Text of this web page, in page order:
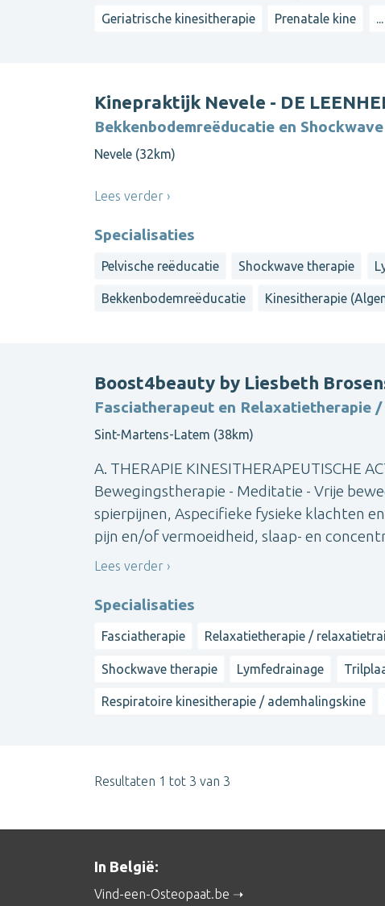
Geriatrische kinesitherapie Prenatale kine ...
Kinepraktijk Nevele - DE
Bekkenbodemreëducatie en
Nevele (32km)
Lees verder
Specialisaties
Pelvische reëducatie Shockwave therapie
Bekkenbodemreëducatie Kinesitherapie
Boost4beauty by Liesbeth
Fasciatherapeut en Relaxatietherapie
Sint-Martens-Latem (38km)
A. THERAPIE KINESITHERAPEUTISCHE
Bewegingstherapie - Meditatie - Vrije
spierpijnen, Aspecifieke fysieke klachten
pijn en/of vermoeidheid, slaap- en
Lees verder
Specialisaties
Fasciatherapie Relaxatietherapie /
Shockwave therapie Lymfedrainage
Respiratoire kinesitherapie / ademhalingskine
Resultaten 1 tot 3 van 3
In België:
Vind-een-Osteopaat.be